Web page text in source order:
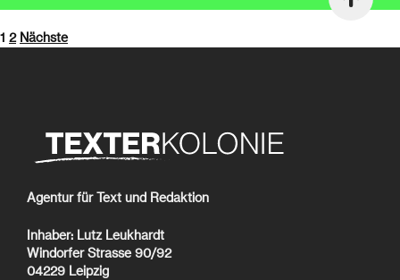
Seitennummerierung
1 2 Nächste
Agentur für Text und Redaktion
Inhaber: Lutz Leukhardt
Windorfer Strasse 90/92
04229 Leipzig